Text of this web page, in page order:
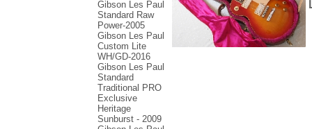
Gibson Les Paul
Standard Raw
Power-2005
Gibson Les Paul
Custom Lite
WH/GD-2016
Gibson Les Paul
Standard
Traditional PRO
Exclusive
Heritage
Sunburst - 2009